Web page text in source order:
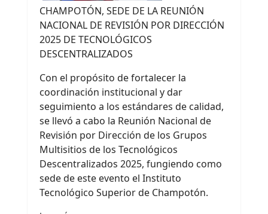
CHAMPOTÓN, SEDE DE LA REUNIÓN
NACIONAL DE REVISIÓN POR DIRECCIÓN
2025 DE TECNOLÓGICOS
DESCENTRALIZADOS
Con el propósito de fortalecer la
coordinación institucional y dar
seguimiento a los estándares de calidad,
se llevó a cabo la Reunión Nacional de
Revisión por Dirección de los Grupos
Multisitios de los Tecnológicos
Descentralizados 2025, fungiendo como
sede de este evento el Instituto
Tecnológico Superior de Champotón.